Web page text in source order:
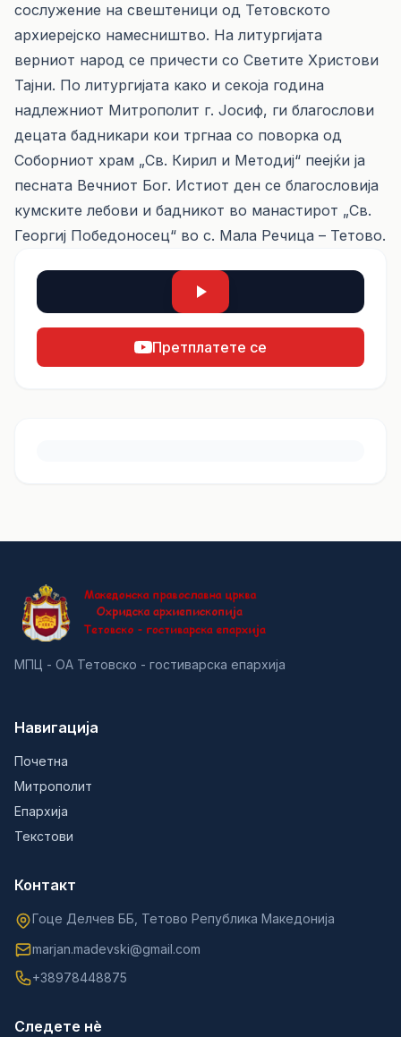
сослужение на свештеници од Тетовското
архиерејско намесништво. На литургијата
верниот народ се причести со Светите Христови
Тајни. По литургијата како и секоја година
надлежниот Митрополит г. Јосиф, ги благослови
децата бадникари кои тргнаа со поворка од
Соборниот храм „Св. Кирил и Методиј“ пеејќи ја
песната Вечниот Бог. Истиот ден се благословија
кумските лебови и бадникот во манастирот „Св.
Георгиј Победоносец“ во с. Мала Речица – Тетово.
Претплатете се
МПЦ - ОА Тетовско - гостиварска епархија
Навигација
Почетна
Митрополит
Епархија
Текстови
Контакт
Гоце Делчев ББ, Тетово Република Македонија
marjan.madevski@gmail.com
+38978448875
Следете нè